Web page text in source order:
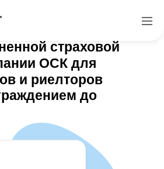
с ЛК
страховой
ОСК для
и риелторов
до